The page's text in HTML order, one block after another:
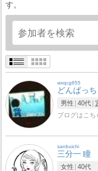
す。
wxqcg655
どんぱっち
男性 40代
ブログはこ
sanbuichi
三分一 瞳
女性 40代